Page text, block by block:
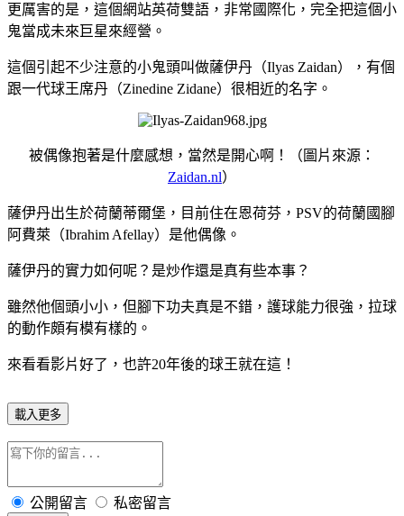
更厲害的是，這個網站英荷雙語，非常國際化，完全把這個小
鬼當成未來巨星來經營。
這個引起不少注意的小鬼頭叫做薩伊丹（Ilyas Zaidan），有個
跟一代球王席丹（Zinedine Zidane）很相近的名字。
被偶像抱著是什麼感想，當然是開心啊！（圖片來源：
Zaidan.nl）
薩伊丹出生於荷蘭蒂爾堡，目前住在恩荷芬，PSV的荷蘭國腳
阿費萊（Ibrahim Afellay）是他偶像。
薩伊丹的實力如何呢？是炒作還是真有些本事？
雖然他個頭小小，但腳下功夫真是不錯，護球能力很強，拉球
的動作頗有模有樣的。
來看看影片好了，也許20年後的球王就在這！
載入更多
公開留言 私密留言